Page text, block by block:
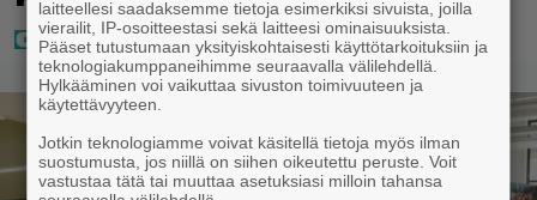
laitteellesi saadaksemme tietoja esimerkiksi sivuista, joilla
vierailit, IP-osoitteestasi sekä laitteesi ominaisuuksista.
Pääset tutustumaan yksityiskohtaisesti käyttötarkoituksiin ja
teknologiakumppaneihimme seuraavalla välilehdellä.
Hylkääminen voi vaikuttaa sivuston toimivuuteen ja
käytettävyyteen.
Jotkin teknologiamme voivat käsitellä tietoja myös ilman
suostumusta, jos niillä on siihen oikeutettu peruste. Voit
vastustaa tätä tai muuttaa asetuksiasi milloin tahansa